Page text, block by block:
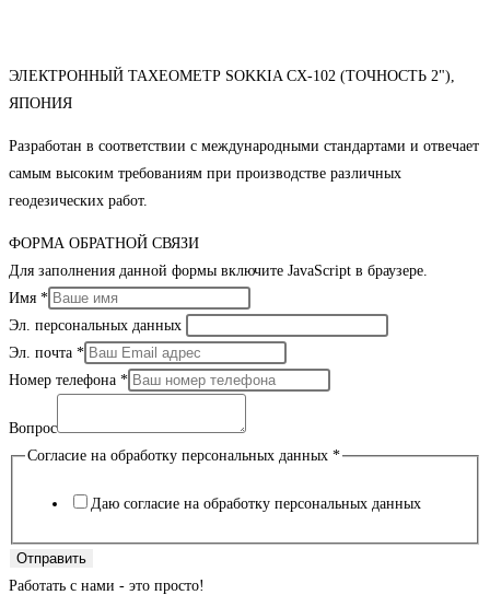
ЭЛЕКТРОННЫЙ ТАХЕОМЕТР SOKKIA CX-102 (ТОЧНОСТЬ 2"),
ЯПОНИЯ
Разработан в соответствии с международными стандартами и отвечает
самым высоким требованиям при производстве различных
геодезических работ.
ФОРМА ОБРАТНОЙ СВЯЗИ
Для заполнения данной формы включите JavaScript в браузере.
Имя *
Эл. персональных данных
Эл. почта *
Номер телефона *
Вопрос
Согласие на обработку персональных данных *
Даю согласие на обработку персональных данных
Отправить
Работать с нами - это просто!